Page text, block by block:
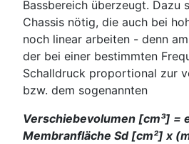
Bassbereich überzeugt. Dazu
Chassis nötig, die auch bei
noch linear arbeiten - denn
der bei einer bestimmten
Schalldruck proportional zur
bzw. dem sogenannten
Verschiebevolumen [cm³] =
Membranfläche Sd [cm²] x